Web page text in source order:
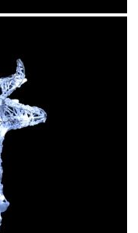
produsul în
detaliile
цел.
с бутона "Добави в
да изберете броя
цел.
с бутона "Добави в
да изберете броя